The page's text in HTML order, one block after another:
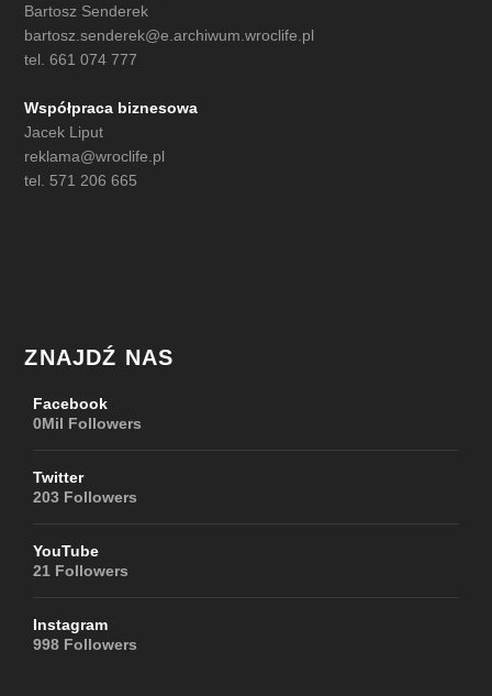
Bartosz Senderek
bartosz.senderek@e.archiwum.wroclife.pl
tel. 661 074 777
Współpraca biznesowa
Jacek Liput
reklama@wroclife.pl
tel. 571 206 665
ZNAJDŹ NAS
Facebook
0Mil Followers
Twitter
203 Followers
YouTube
21 Followers
Instagram
998 Followers